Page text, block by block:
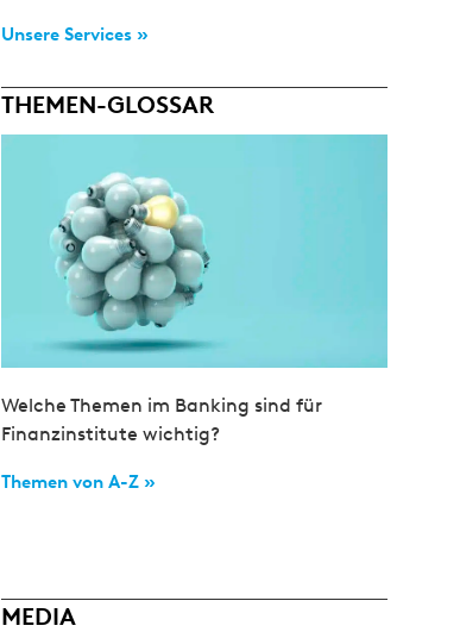
Unsere Services »
THEMEN-GLOSSAR
Welche Themen im Banking sind für
Finanzinstitute wichtig?
Themen von A-Z »
MEDIA